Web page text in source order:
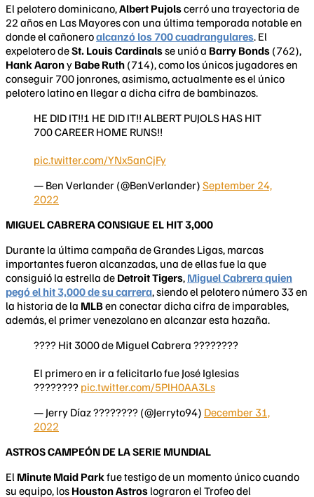
El pelotero dominicano,Albert Pujolscerró una trayectoria de
22 años en Las Mayores con una última temporada notable en
donde el cañoneroalcanzó los 700 cuadrangulares. El
expelotero deSt. Louis Cardinalsse unió a Barry Bonds (762),
Hank Aarony Babe Ruth (714), como los únicos jugadores en
conseguir 700 jonrones, asimismo, actualmente es el único
pelotero latino en llegar a dicha cifra de bambinazos.
HE DID IT!!! HE DID IT!! ALBERT PUJOLS HAS HIT
700 CAREER HOME RUNS!!
pic.twitter.com/YNx5anCjFy
— Ben Verlander (@BenVerlander) September 24,
2022
MIGUEL CABRERA CONSIGUE EL HIT 3,000
Durante la última campaña de Grandes Ligas, marcas
importantes fueron alcanzadas, una de ellas fue la que
consiguió la estrella de Detroit Tigers, Miguel Cabrera quien
pegó el hit 3,000 de su carrera, siendo el pelotero número 33 en
la historia de la MLBen conectar dicha cifra de imparables,
además, el primer venezolano en alcanzar esta hazaña.
???? Hit 3000 de Miguel Cabrera ????????
El primero en ir a felicitarlo fue José Iglesias
???????? pic.twitter.com/5PlH0AA3Ls
— Jerry Díaz ???????? (@Jerryto94) December 31,
2022
ASTROS CAMPEÓN DE LA SERIE MUNDIAL
El Minute Maid Park fue testigo de un momento único cuando
su equipo, los HoustonAstros lograron el Trofeo del